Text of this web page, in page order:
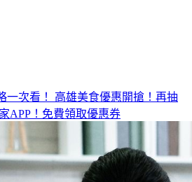
一次看！ 高雄美食優惠開搶！再抽
APP！免費領取優惠券